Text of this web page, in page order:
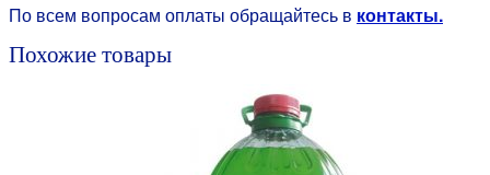
По всем вопросам оплаты обращайтесь в контакты.
Похожие товары